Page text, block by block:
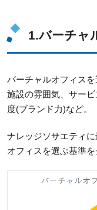
1.バーチャ
バーチャルオフィス
施設の雰囲気、サー
度(ブランド力)など。
ナレッジソサエティ
オフィスを選ぶ基準を